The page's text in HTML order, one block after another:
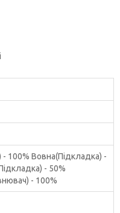
- 100% Вовна(Підкладка) -
- 50%
- 100%